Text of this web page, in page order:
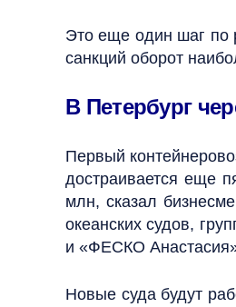
Это еще один шаг по
санкций оборот
В Петербург
Первый
достраивается еще
млн, сказал
океанских судов,
и «ФЕСКО
Новые суда будут